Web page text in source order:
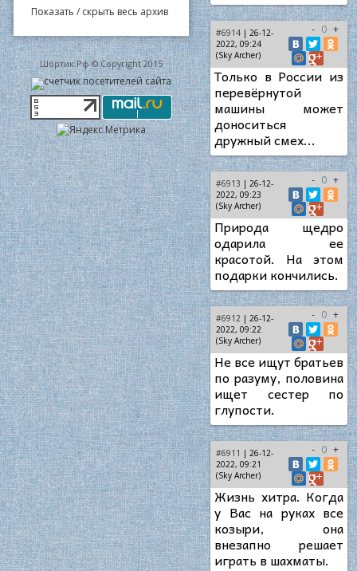
Показать / скрыть весь архив
Шортик.Рф © Copyright 2015
#6914 | 26-12-
2022, 09:24
(Sky Archer)
- 0 +
Только в России из
перевёрнутой
машины может
доноситься
дружный смех...
#6913 | 26-12-
2022, 09:23
(Sky Archer)
- 0 +
Природа щедро
одарила ее
красотой. На этом
подарки кончились.
#6912 | 26-12-
2022, 09:22
(Sky Archer)
- 0 +
Не все ищут братьев
по разуму, половина
ищет сестер по
глупости.
#6911 | 26-12-
2022, 09:21
(Sky Archer)
- 0 +
Жизнь хитра. Когда
у Вас на руках все
козыри, она
внезапно решает
играть в шахматы.